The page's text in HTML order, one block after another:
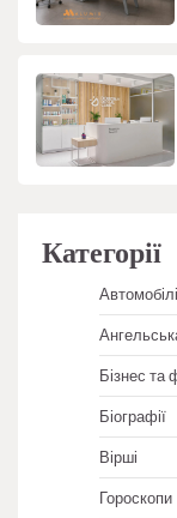
Категорії
Автомобілі
Бізнес та
Біографії
Вірші
Гороскопи